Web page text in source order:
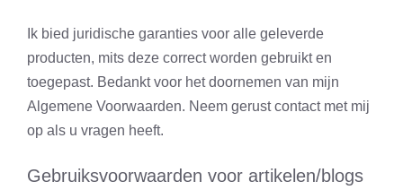
Ik bied juridische garanties voor alle geleverde
producten, mits deze correct worden gebruikt en
toegepast. Bedankt voor het doornemen van mijn
Algemene Voorwaarden. Neem gerust contact met mij
op als u vragen heeft.
Gebruiksvoorwaarden voor artikelen/blogs